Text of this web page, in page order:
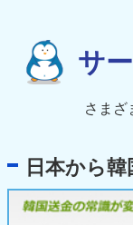
サ
さまざ
日本から